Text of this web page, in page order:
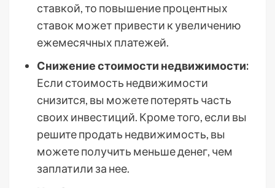
ставкой, то повышение процентных
ставок может привести к увеличению
ежемесячных платежей.
Снижение стоимости недвижимости:
Если стоимость недвижимости
снизится, вы можете потерять часть
своих инвестиций. Кроме того, если вы
решите продать недвижимость, вы
можете получить меньше денег, чем
заплатили за нее.